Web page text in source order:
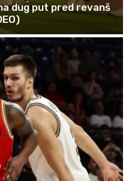
dug put pred revanš